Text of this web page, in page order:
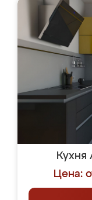
Кухня
Цена: